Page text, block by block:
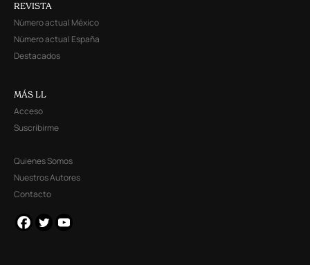
REVISTA
Número actual México
Número actual España
Destacados
MÁS LL
Acceso
Suscribirme
Quienes Somos
Nuestros Autores
Contacto